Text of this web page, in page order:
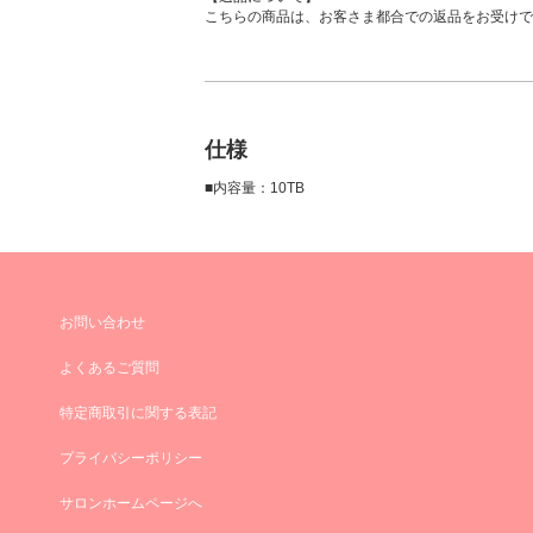
こちらの商品は、お客さま都合での返品をお受け
仕様
■内容量：10TB
お問い合わせ
よくあるご質問
特定商取引に関する表記
プライバシーポリシー
サロンホームページへ